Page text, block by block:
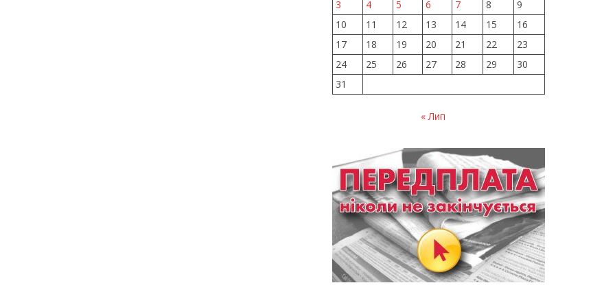
3 4 5 6 7 8
9
10
11 12 13 14 15
16
17
18 19 20 21 22
23
24
25 26 27 28 29
30
31
« Лип